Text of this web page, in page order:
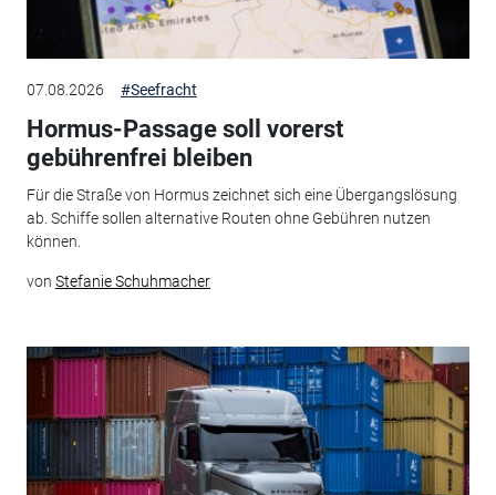
07.08.2026 #Seefracht
Hormus-Passage soll vorerst
gebührenfrei bleiben
Für die Straße von Hormus zeichnet sich eine Übergangslösung
ab. Schiffe sollen alternative Routen ohne Gebühren nutzen
können.
von Stefanie Schuhmacher